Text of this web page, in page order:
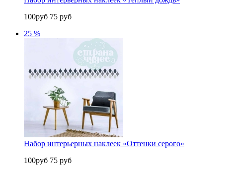
100руб 75 руб
25 %
Набор интерьерных наклеек «Оттенки серого»
100руб 75 руб